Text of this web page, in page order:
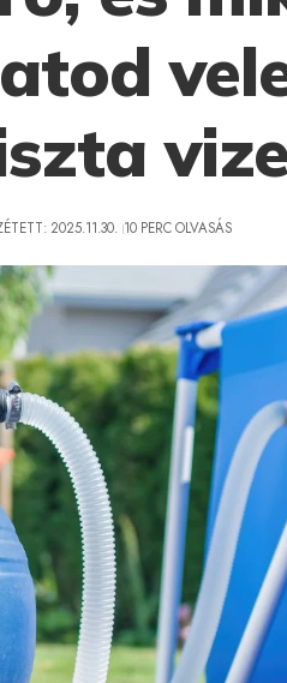
2025.11.30. 10 PERC OLVASÁS